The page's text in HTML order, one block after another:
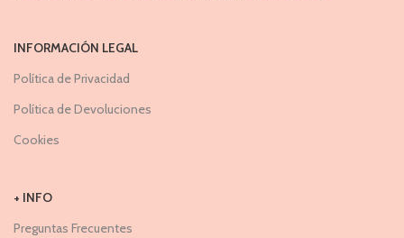
INFORMACIÓN LEGAL
Política de Privacidad
Política de Devoluciones
Cookies
+ INFO
Preguntas Frecuentes